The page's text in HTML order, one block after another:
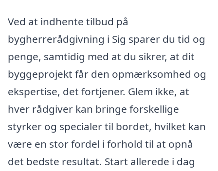
Ved at indhente tilbud på
bygherrerådgivning i Sig sparer du tid og
penge, samtidig med at du sikrer, at dit
byggeprojekt får den opmærksomhed og
ekspertise, det fortjener. Glem ikke, at
hver rådgiver kan bringe forskellige
styrker og specialer til bordet, hvilket kan
være en stor fordel i forhold til at opnå
det bedste resultat. Start allerede i dag